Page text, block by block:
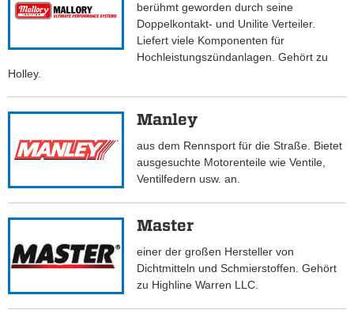
berühmt geworden durch seine
Doppelkontakt- und Unilite Verteiler.
Liefert viele Komponenten für
Hochleistungszündanlagen. Gehört zu
Holley.
Manley
aus dem Rennsport für die Straße. Bietet
ausgesuchte Motorenteile wie Ventile,
Ventilfedern usw. an.
Master
einer der großen Hersteller von
Dichtmitteln und Schmierstoffen. Gehört
zu Highline Warren LLC.